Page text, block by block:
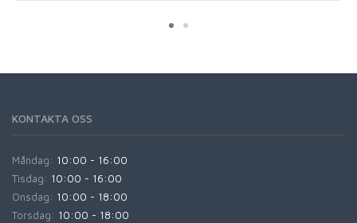
KONTAKTA OSS
Måndag: 10:00 - 16:00
Tisdag: 10:00 - 16:00
Onsdag: 10:00 - 18:00
Torsdag: 10:00 - 18:00